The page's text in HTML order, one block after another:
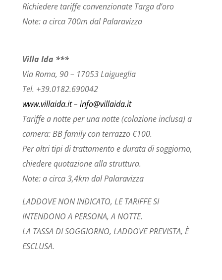
Richiedere tariffe convenzionate Targa d’oro
Note: a circa 700m dal Palaravizza
Villa Ida ***
Via Roma, 90 – 17053 Laigueglia
Tel. +39.0182.690042
www.villaida.it– info@villaida.it
Tariffe a notte per una notte (colazione inclusa) a
camera: BB family con terrazzo €100.
Per altri tipi di trattamento e durata di soggiorno,
chiedere quotazione alla struttura.
Note: a circa 3,4km dal Palaravizza
LADDOVE NON INDICATO, LE TARIFFE SI
INTENDONO A PERSONA, A NOTTE.
LA TASSA DI SOGGIORNO, LADDOVE PREVISTA, È
ESCLUSA.